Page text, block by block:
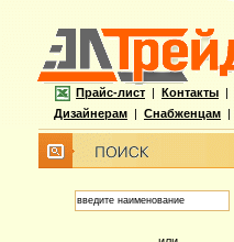
Прайс-лист | Контакты |
Дизайнерам | Снабженцам |